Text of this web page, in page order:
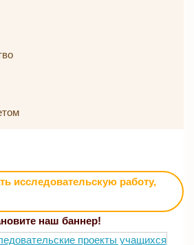
исследовательскую работу,
наш баннер!